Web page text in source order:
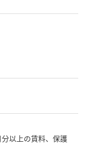
以上の賃料、保護